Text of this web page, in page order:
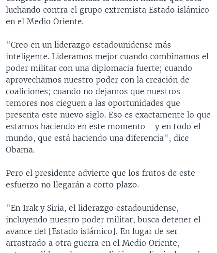
luchando contra el grupo extremista Estado islámico
en el Medio Oriente.
"Creo en un liderazgo estadounidense más
inteligente. Lideramos mejor cuando combinamos el
poder militar con una diplomacia fuerte; cuando
aprovechamos nuestro poder con la creación de
coaliciones; cuando no dejamos que nuestros
temores nos cieguen a las oportunidades que
presenta este nuevo siglo. Eso es exactamente lo que
estamos haciendo en este momento - y en todo el
mundo, que está haciendo una diferencia", dice
Obama.
Pero el presidente advierte que los frutos de este
esfuerzo no llegarán a corto plazo.
"En Irak y Siria, el liderazgo estadounidense,
incluyendo nuestro poder militar, busca detener el
avance del [Estado islámico]. En lugar de ser
arrastrado a otra guerra en el Medio Oriente,